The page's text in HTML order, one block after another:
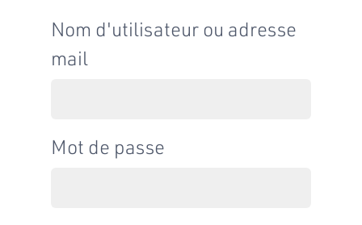
Nom d'utilisateur ou adresse
mail
Mot de passe